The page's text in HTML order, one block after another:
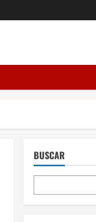
BUSCAR